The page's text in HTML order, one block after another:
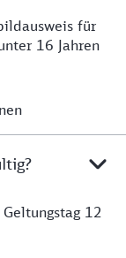
für
16 Jahren
12